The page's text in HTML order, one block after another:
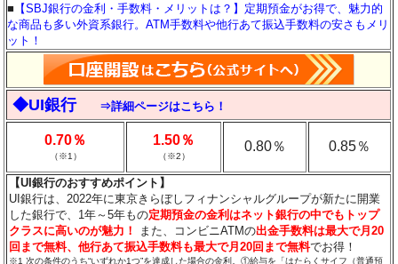
■ 【SBJ銀行の金利・手数料・メリットは？】定期預金がお得で、魅力的
な商品も多い外資系銀行。ATM手数料や他行あて振込手数料の安さもメリ
ット！
◆UI銀行 ⇒詳細ページはこちら！
0.70％
（※1）
1.50％
（※2）
0.80％ 0.85％
【UI銀行のおすすめポイント】
UI銀行は、2022年に東京きらぼしフィナンシャルグループが新たに開業
した銀行で、1年～5年もの定期預金の金利はネット銀行の中でもトップ
クラスに高いのが魅力 ！ また、コンビニATMの出金手数料は最大で月20
回まで無料、他行あて振込手数料も最大で月20回まで無料でお得！
※1 次の条件のうち“いずれか1つ”を達成した場合の金利。①給与を「はたらくサイフ（普通預